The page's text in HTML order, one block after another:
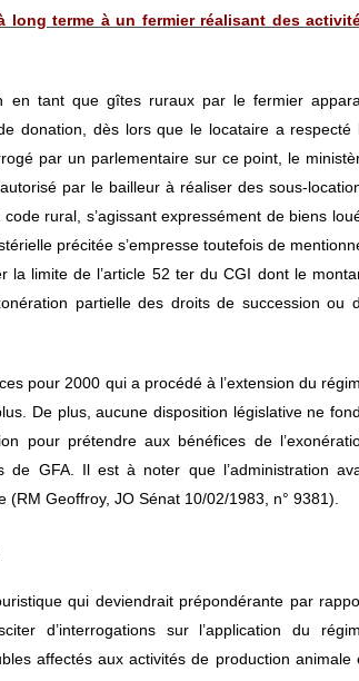
long terme à un fermier réalisant des
en tant que gîtes ruraux par le fermier
donation, dès lors que le locataire a respecté
par un parlementaire sur ce point, le
par le bailleur à réaliser des sous-
rural, s’agissant expressément de biens
précitée s’empresse toutefois de
la limite de l’article 52 ter du CGI dont le
partielle des droits de succession ou
pour 2000 qui a procédé à l’extension du
De plus, aucune disposition législative ne
pour prétendre aux bénéfices de
GFA. Il est à noter que l’administration
(RM Geoffroy, JO Sénat 10/02/1983, n° 9381).
qui deviendrait prépondérante par
d’interrogations sur l’application du
affectés aux activités de production animale